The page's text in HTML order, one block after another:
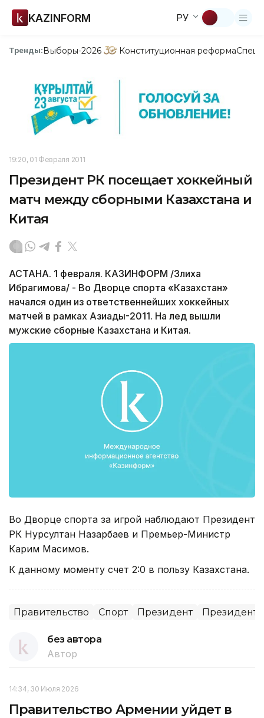
KAZINFORM РУ
Тренды:Выборы-2026 Конституционная реформа
19:20, 01 Февраля 2011
Президент РК посещает хоккейный
матч между сборными Казахстана и
Китая
АСТАНА. 1 февраля. КАЗИНФОРМ /Злиха
Ибрагимова/ - Во Дворце спорта «Казахстан»
начался один из ответственнейших хоккейных
матчей в рамках Азиады-2011. На лед вышли
мужские сборные Казахстана и Китая.
Во Дворце спорта за игрой наблюдают Президент
РК Нурсултан Назарбаев и Премьер-Министр
Карим Масимов.
К данному моменту счет 2:0 в пользу Казахстана.
Правительство Спорт Президент Президент
без автора
Автор
14:34, 30 Июля 2026
Правительство Армении уйдет в